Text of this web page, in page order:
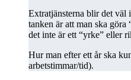
Extratjänsterna blir det väl
tanken är att man ska
det inte är ett “yrke” eller
Hur man efter ett år ska
arbetstimmar/tid).